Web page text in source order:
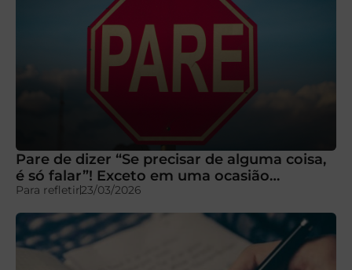
Pare de dizer “Se precisar de alguma coisa,
é só falar”! Exceto em uma ocasião…
Para refletir23/03/2026